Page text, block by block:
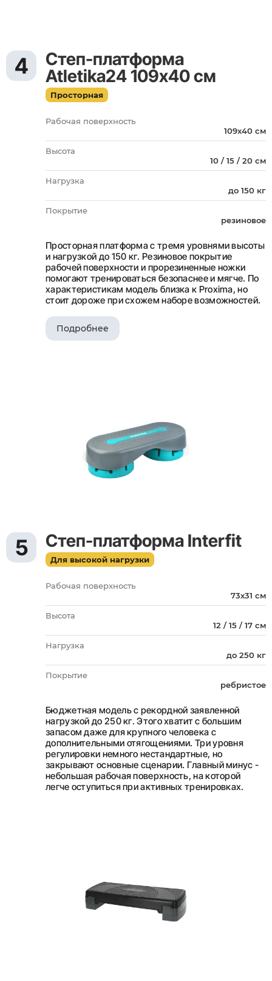
4
Степ-платформа
Atletika24 109х40 см
Просторная
Рабочая поверхность
109х40 см
Высота
10 / 15 / 20 см
Нагрузка
до 150 кг
Покрытие
резиновое
Просторная платформа с тремя уровнями высоты
и нагрузкой до 150 кг. Резиновое покрытие
рабочей поверхности и прорезиненные ножки
помогают тренироваться безопаснее и мягче. По
характеристикам модель близка к Proxima, но
стоит дороже при схожем наборе возможностей.
Подробнее
5 Степ-платформа Interfit
Для высокой нагрузки
Рабочая поверхность
73х31 см
Высота
12 / 15 / 17 см
Нагрузка
до 250 кг
Покрытие
ребристое
Бюджетная модель с рекордной заявленной
нагрузкой до 250 кг. Этого хватит с большим
запасом даже для крупного человека с
дополнительными отягощениями. Три уровня
регулировки немного нестандартные, но
закрывают основные сценарии. Главный минус -
небольшая рабочая поверхность, на которой
легче оступиться при активных тренировках.